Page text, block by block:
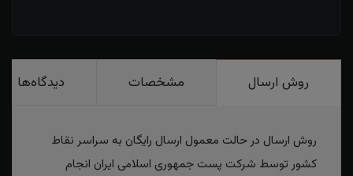
روش ارسال مشخصات دیدگاه‌ها
روش ارسال در حالت معمول ارسال رایگان به سراسر نقاط
کشور توسط شرکت پست جمهوری اسلامی ایران انجام